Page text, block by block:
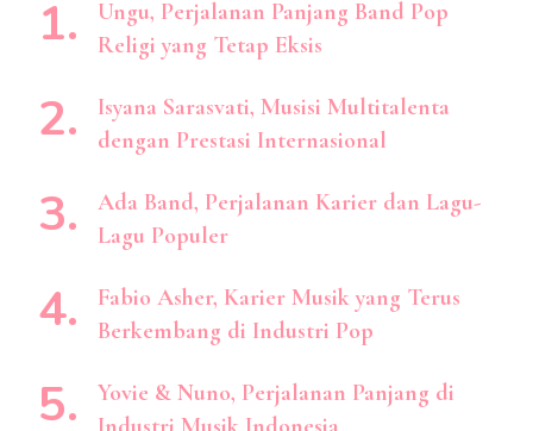
Ungu, Perjalanan Panjang Band Pop
Religi yang Tetap Eksis
Isyana Sarasvati, Musisi Multitalenta
dengan Prestasi Internasional
Ada Band, Perjalanan Karier dan Lagu-
Lagu Populer
Fabio Asher, Karier Musik yang Terus
Berkembang di Industri Pop
Yovie & Nuno, Perjalanan Panjang di